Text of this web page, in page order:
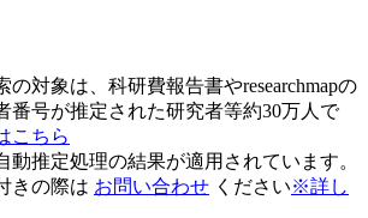
対象は、科研費報告書やresearchmapの
番号が推定された研究者等約30万人で
こちら
動推定処理の結果が適用されています。
きの際は お問い合わせ ください※詳し